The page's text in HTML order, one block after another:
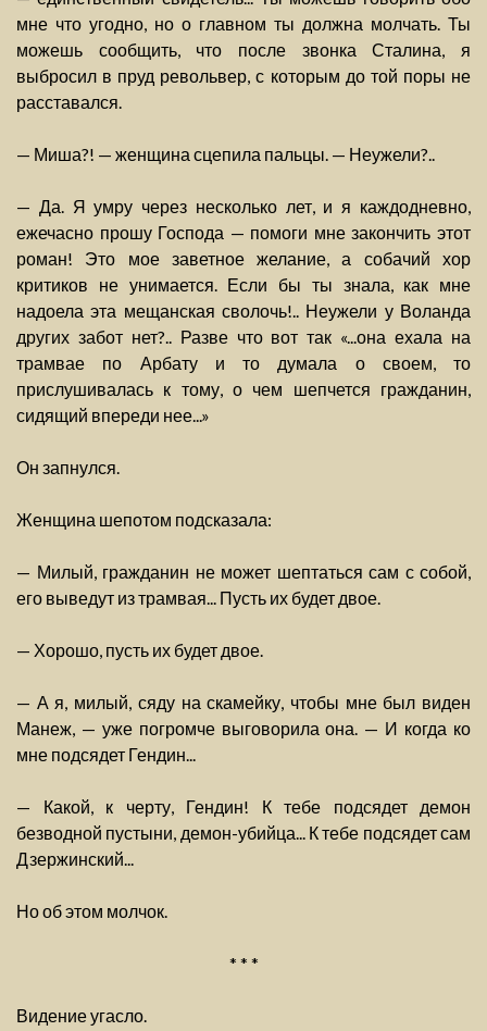
мне что угодно, но о главном ты должна молчать. Ты
можешь сообщить, что после звонка Сталина, я
выбросил в пруд револьвер, с которым до той поры не
расставался.
— Миша?! — женщина сцепила пальцы. — Неужели?..
— Да. Я умру через несколько лет, и я каждодневно,
ежечасно прошу Господа — помоги мне закончить этот
роман! Это мое заветное желание, а собачий хор
критиков не унимается. Если бы ты знала, как мне
надоела эта мещанская сволочь!.. Неужели у Воланда
других забот нет?.. Разве что вот так «...она ехала на
трамвае по Арбату и то думала о своем, то
прислушивалась к тому, о чем шепчется гражданин,
сидящий впереди нее...»
Он запнулся.
Женщина шепотом подсказала:
— Милый, гражданин не может шептаться сам с собой,
его выведут из трамвая... Пусть их будет двое.
— Хорошо, пусть их будет двое.
— А я, милый, сяду на скамейку, чтобы мне был виден
Манеж, — уже погромче выговорила она. — И когда ко
мне подсядет Гендин...
— Какой, к черту, Гендин! К тебе подсядет демон
безводной пустыни, демон-убийца... К тебе подсядет сам
Дзержинский...
Но об этом молчок.
* * *
Видение угасло.